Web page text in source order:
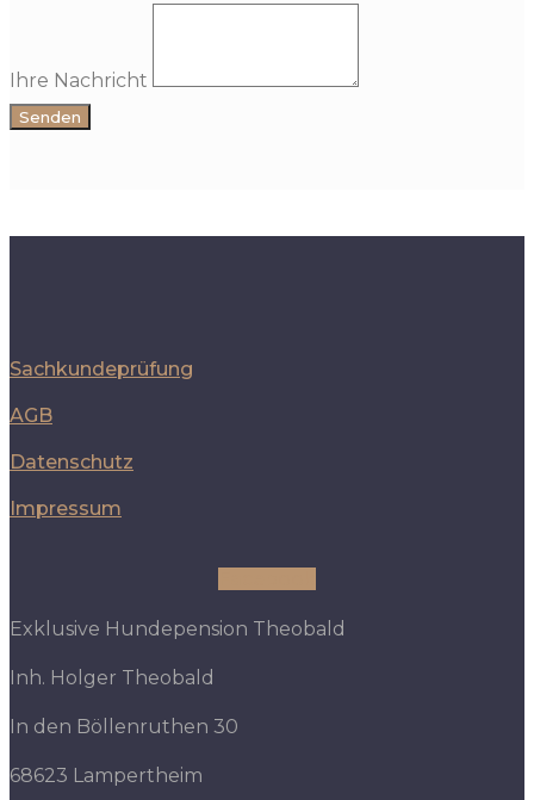
Ihre Nachricht
Senden
Sachkundeprüfung
AGB
Datenschutz
Impressum
Exklusive Hundepension Theobald
Inh. Holger Theobald
In den Böllenruthen 30
68623 Lampertheim